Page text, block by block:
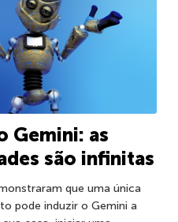
Gemini: as
são infinitas
que uma única
pode induzir o Gemini a